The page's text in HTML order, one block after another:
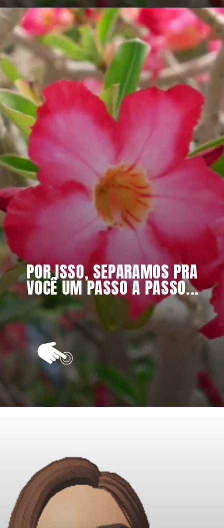
Opening https://vivendoagro.com.br/rosa-do-deserto-como-fazer-a-poda-dessa-linda-planta.html
POR ISSO, SEPARAMOS PRA
VOCÊ UM PASSO A PASSO...